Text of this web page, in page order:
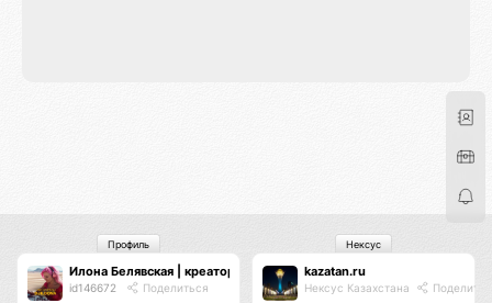
Илона Белявская | креатор | ecstatic DJ
id146672 Поделиться
Профиль
kazatan.ru
Нексус Казахстана
Нексус